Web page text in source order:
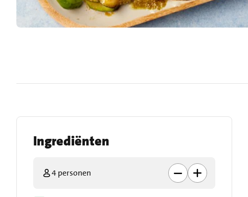
Ingrediënten
4 personen